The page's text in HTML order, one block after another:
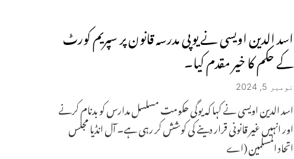
اسد الدین اویسی نے یوپی مدرسہ قانون پر سپریم کورٹ
کے حکم کا خیر مقدم کیا۔
نومبر 5, 2024
اسد الدین اویسی نے کہا کہ یوگی حکومت مسلسل مدارس کو بدنام کرنے
اور انہیں غیر قانونی قرار دینے کی کوشش کر رہی ہے۔ آل انڈیا مجلس
اتحاد المسلمین (اے